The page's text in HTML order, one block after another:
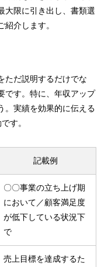
大限に引き出し、書類選
介します。
ただ説明するだけでな
です。特に、年収アップ
。実績を効果的に伝える
す。
記載例
〇〇事業の立ち上げ期
において／顧客満足度
が低下している状況下
で
売上目標を達成するた